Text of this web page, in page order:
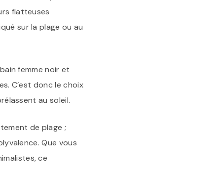
flatteuses
sur la plage ou au
femme noir et
C’est donc le choix
au soleil.
de plage ;
Que vous
ce